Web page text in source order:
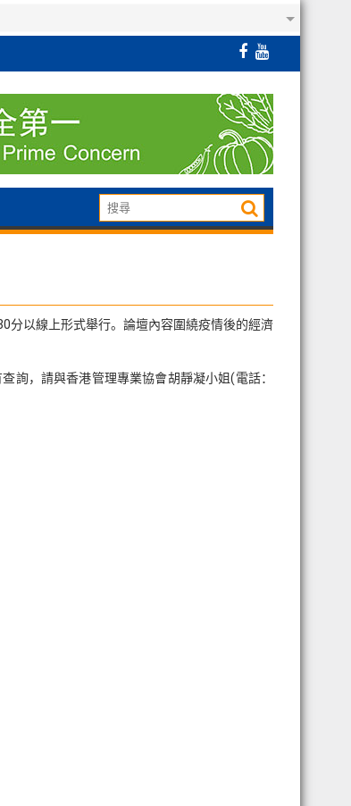
分以線上形式舉行。論壇內容圍繞疫情後的經濟
詢，請與香港管理專業協會胡靜凝小姐(電話：